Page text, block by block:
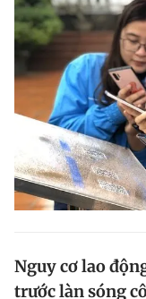
Nguy cơ lao
trước làn sóng